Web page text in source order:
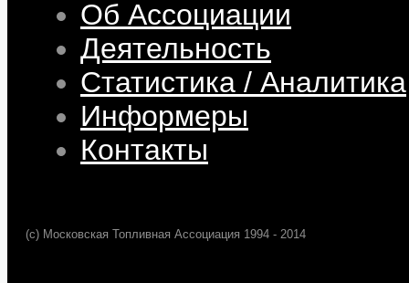
Об Ассоциации
Деятельность
Статистика / Аналитика
Информеры
Контакты
(c) Московская Топливная Ассоциация 1994 - 2014